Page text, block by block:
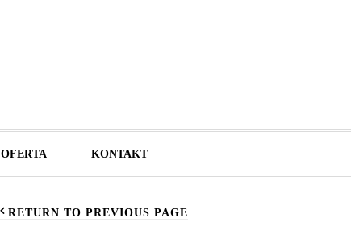
OFERTA KONTAKT
RETURN TO PREVIOUS PAGE